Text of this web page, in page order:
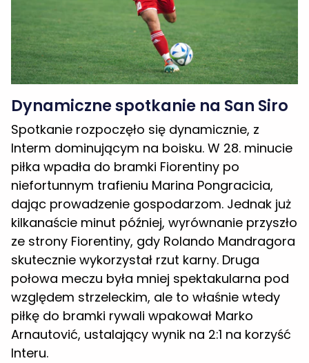
Dynamiczne spotkanie na San Siro
Spotkanie rozpoczęło się dynamicznie, z
Interm dominującym na boisku. W 28. minucie
piłka wpadła do bramki Fiorentiny po
niefortunnym trafieniu Marina Pongracicia,
dając prowadzenie gospodarzom. Jednak już
kilkanaście minut później, wyrównanie przyszło
ze strony Fiorentiny, gdy Rolando Mandragora
skutecznie wykorzystał rzut karny. Druga
połowa meczu była mniej spektakularna pod
względem strzeleckim, ale to właśnie wtedy
piłkę do bramki rywali wpakował Marko
Arnautović, ustalający wynik na 2:1 na korzyść
Interu.